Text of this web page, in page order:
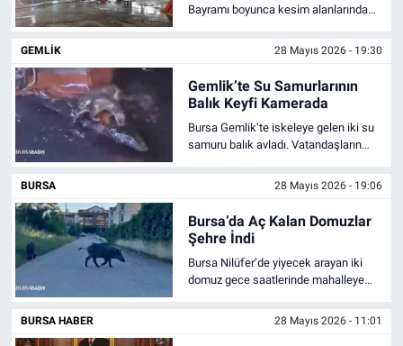
Bayramı boyunca kesim alanlarında
sürdürerek vatandaşlara güvenli
GEMLIK 28 Mayıs 2026 - 19:30
Gemlik’te Su Samurlarının
Balık Keyfi Kamerada
Bursa Gemlik’te iskeleye gelen iki su
samuru balık avladı. Vatandaşların
kamerasına yansıdı.
BURSA 28 Mayıs 2026 - 19:06
Bursa’da Aç Kalan Domuzlar
Şehre İndi
Bursa Nilüfer’de yiyecek arayan iki
domuz gece saatlerinde mahalleye
kısa sürede dikkat çekti.
BURSA HABER 28 Mayıs 2026 - 11:01